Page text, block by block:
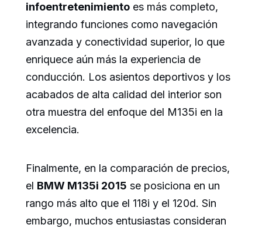
infoentretenimiento es más completo,
integrando funciones como navegación
avanzada y conectividad superior, lo que
enriquece aún más la experiencia de
conducción. Los asientos deportivos y los
acabados de alta calidad del interior son
otra muestra del enfoque del M135i en la
excelencia.
Finalmente, en la comparación de precios,
el BMW M135i 2015 se posiciona en un
rango más alto que el 118i y el 120d. Sin
embargo, muchos entusiastas consideran